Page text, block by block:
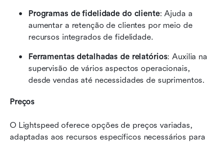
Programas de fidelidade do cliente: Ajuda a
aumentar a retenção de clientes por meio de
recursos integrados de fidelidade.
Ferramentas detalhadas de relatórios: Auxilia na
supervisão de vários aspectos operacionais,
desde vendas até necessidades de suprimentos.
Preços
O Lightspeed oferece opções de preços variadas,
adaptadas aos recursos específicos necessários para